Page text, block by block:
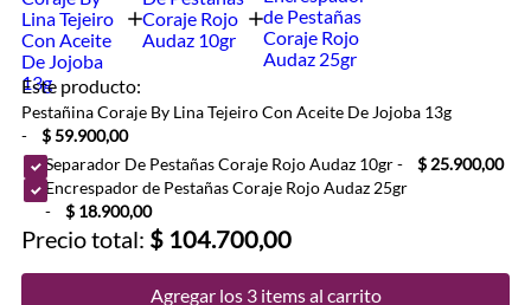
Este producto:
Pestañina Coraje By Lina Tejeiro Con Aceite De Jojoba 13g
-
$ 59.900,00
Separador De Pestañas Coraje Rojo Audaz 10gr-
$ 25.900,00
Encrespador de Pestañas Coraje Rojo Audaz 25gr
-
$ 18.900,00
Precio total: $ 104.700,00
Agregar los 3 items al carrito